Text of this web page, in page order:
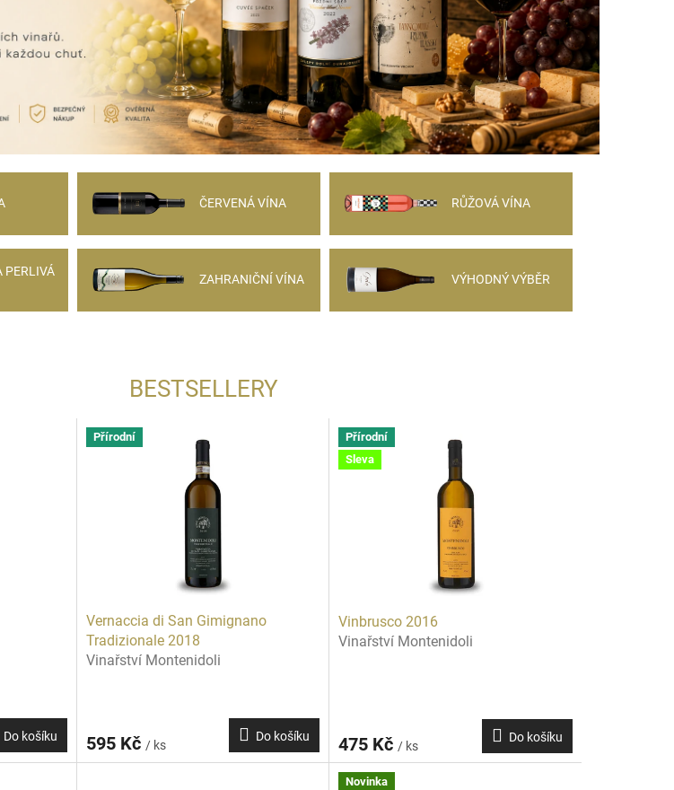
ČERVENÁ VÍNA RŮŽOVÁ VÍNA
PERLIVÁ
ZAHRANIČNÍ VÍNA VÝHODNÝ VÝBĚR
BESTSELLERY
Do košíku
Přírodní
Vernaccia di San Gimignano
Tradizionale 2018
Vinařství Montenidoli
595 Kč / ks
Do košíku
Přírodní
Sleva
Vinbrusco 2016
Vinařství Montenidoli
475 Kč / ks
Do košíku
Novinka